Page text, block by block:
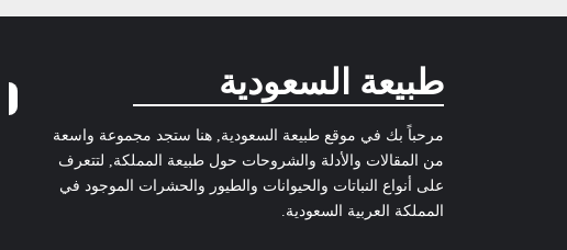
طبيعة السعودية
مرحباً بك في موقع طبيعة السعودية, هنا ستجد مجموعة واسعة
من المقالات والأدلة والشروحات حول طبيعة المملكة, لتتعرف
على أنواع النباتات والحيوانات والطيور والحشرات الموجود في
المملكة العربية السعودية.